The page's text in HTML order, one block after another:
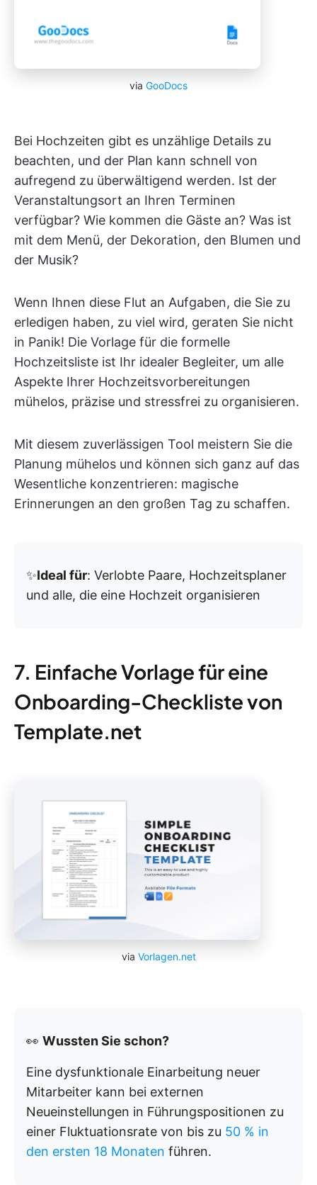
via GooDocs
Bei Hochzeiten gibt es unzählige Details zu
beachten, und der Plan kann schnell von
aufregend zu überwältigend werden. Ist der
Veranstaltungsort an Ihren Terminen
verfügbar? Wie kommen die Gäste an? Was ist
mit dem Menü, der Dekoration, den Blumen und
der Musik?
Wenn Ihnen diese Flut an Aufgaben, die Sie zu
erledigen haben, zu viel wird, geraten Sie nicht
in Panik! Die Vorlage für die formelle
Hochzeitsliste ist Ihr idealer Begleiter, um alle
Aspekte Ihrer Hochzeitsvorbereitungen
mühelos, präzise und stressfrei zu organisieren.
Mit diesem zuverlässigen Tool meistern Sie die
Planung mühelos und können sich ganz auf das
Wesentliche konzentrieren: magische
Erinnerungen an den großen Tag zu schaffen.
✨Ideal für: Verlobte Paare, Hochzeitsplaner
und alle, die eine Hochzeit organisieren
7. Einfache Vorlage für eine
Onboarding-Checkliste von
Template.net
via Vorlagen.net
👀 Wussten Sie schon?
Eine dysfunktionale Einarbeitung neuer
Mitarbeiter kann bei externen
Neueinstellungen in Führungspositionen zu
einer Fluktuationsrate von bis zu 50 % in
den ersten 18 Monaten führen.